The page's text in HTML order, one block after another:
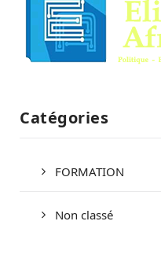
Catégories
FORMATION
Non classé